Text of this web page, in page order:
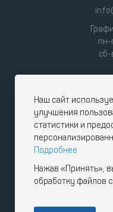
пн-
Наш сайт
улучшения
статистики и
Подробнее
Нажав «Принять»,
обработку файлов